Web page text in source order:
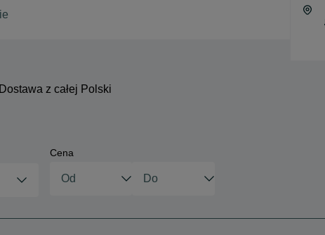
Dostawa z całej Polski
Cena